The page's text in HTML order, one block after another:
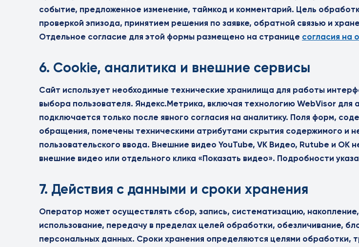
событие, предложенное изменение, таймкод и комментарий. Цель
проверкой эпизода, принятием решения по заявке, обратной связью и
Отдельное согласие для этой формы размещено на странице согласия на
6. Cookie, аналитика и внешние сервисы
Сайт использует необходимые технические хранилища для работы
выбора пользователя. Яндекс.Метрика, включая технологию WebVisor для
подключается только после явного согласия на аналитику. Поля форм,
обращения, помечены техническими атрибутами скрытия содержимого и
пользовательского ввода. Внешние видео YouTube, VK Видео, Rutube и OK
внешние видео или отдельного клика «Показать видео». Подробности
7. Действия с данными и сроки хранения
Оператор может осуществлять сбор, запись, систематизацию,
использование, передачу в пределах целей обработки, обезличивание,
персональных данных. Сроки хранения определяются целями обработки,